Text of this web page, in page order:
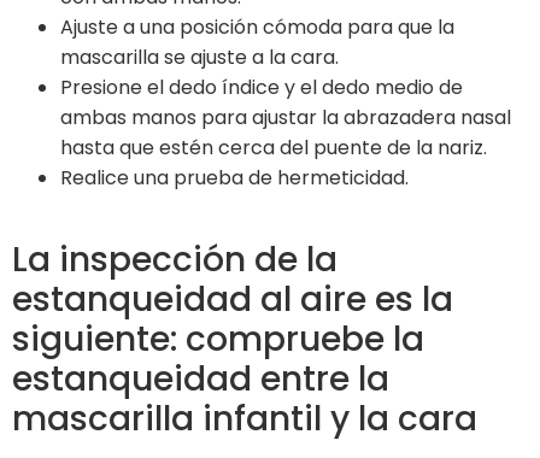
Ajuste a una posición cómoda para que la
mascarilla se ajuste a la cara.
Presione el dedo índice y el dedo medio de
ambas manos para ajustar la abrazadera nasal
hasta que estén cerca del puente de la nariz.
Realice una prueba de hermeticidad.
La inspección de la
estanqueidad al aire es la
siguiente: compruebe la
estanqueidad entre la
mascarilla infantil y la cara